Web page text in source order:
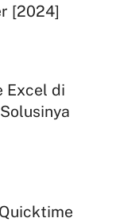
[2024]
Excel di